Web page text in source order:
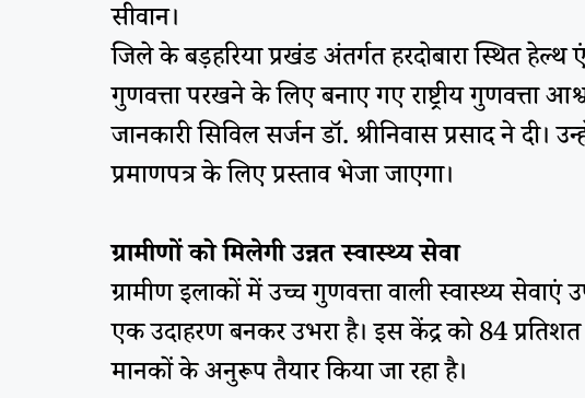
सीवान।
जिले के बड़हरिया प्रखंड अंतर्गत हरदोबारा स्थित
गुणवत्ता परखने के लिए बनाए गए राष्ट्रीय गुणवत्ता
जानकारी सिविल सर्जन डॉ. श्रीनिवास प्रसाद ने
प्रमाणपत्र के लिए प्रस्ताव भेजा जाएगा।
ग्रामीणों को मिलेगी उन्नत स्वास्थ्य सेवा
ग्रामीण इलाकों में उच्च गुणवत्ता वाली स्वास्थ्य
एक उदाहरण बनकर उभरा है। इस केंद्र को 84
मानकों के अनुरूप तैयार किया जा रहा है।